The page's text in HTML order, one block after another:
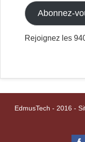
Abonnez-
Rejoignez les
EdmusTech - 2016 -